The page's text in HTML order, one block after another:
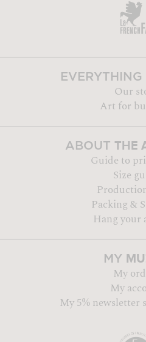
EVERYTHING
Our
Art for
ABOUT THE
Guide to
Size
Packing &
Hang
MY
My
My
My 5% newsletter